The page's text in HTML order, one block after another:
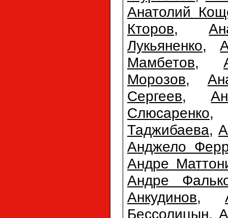
Анатолий
Кторов,
Лукьяненко,
Мамбетов,
Морозов,
Сергеев,
Слюсаренко
Таджибаева,
Анджело
Андре
Андре
Анкудинов,
Бессолицын,